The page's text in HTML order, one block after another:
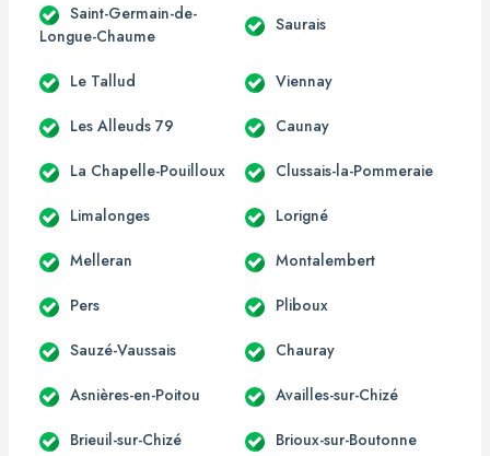
Saint-Germain-de-
Longue-Chaume
Saurais
Le Tallud Viennay
Les Alleuds 79 Caunay
La Chapelle-Pouilloux Clussais-la-Pommeraie
Limalonges Lorigné
Melleran Montalembert
Pers Pliboux
Sauzé-Vaussais Chauray
Asnières-en-Poitou Availles-sur-Chizé
Brieuil-sur-Chizé Brioux-sur-Boutonne